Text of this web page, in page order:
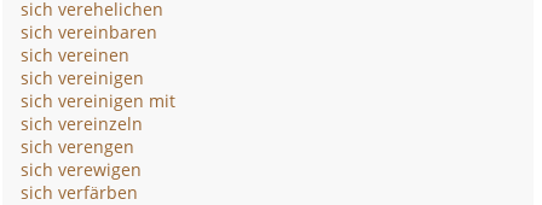
sich verehelichen
sich vereinbaren
sich vereinen
sich vereinigen
sich vereinigen mit
sich vereinzeln
sich verengen
sich verewigen
sich verfärben